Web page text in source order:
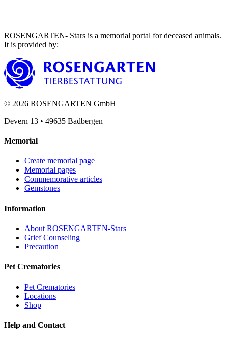
ROSENGARTEN- Stars is a memorial portal for deceased animals.
It is provided by:
© 2026 ROSENGARTEN GmbH
Devern 13 • 49635 Badbergen
Memorial
Create memorial page
Memorial pages
Commemorative articles
Gemstones
Information
About ROSENGARTEN-Stars
Grief Counseling
Precaution
Pet Crematories
Pet Crematories
Locations
Shop
Help and Contact